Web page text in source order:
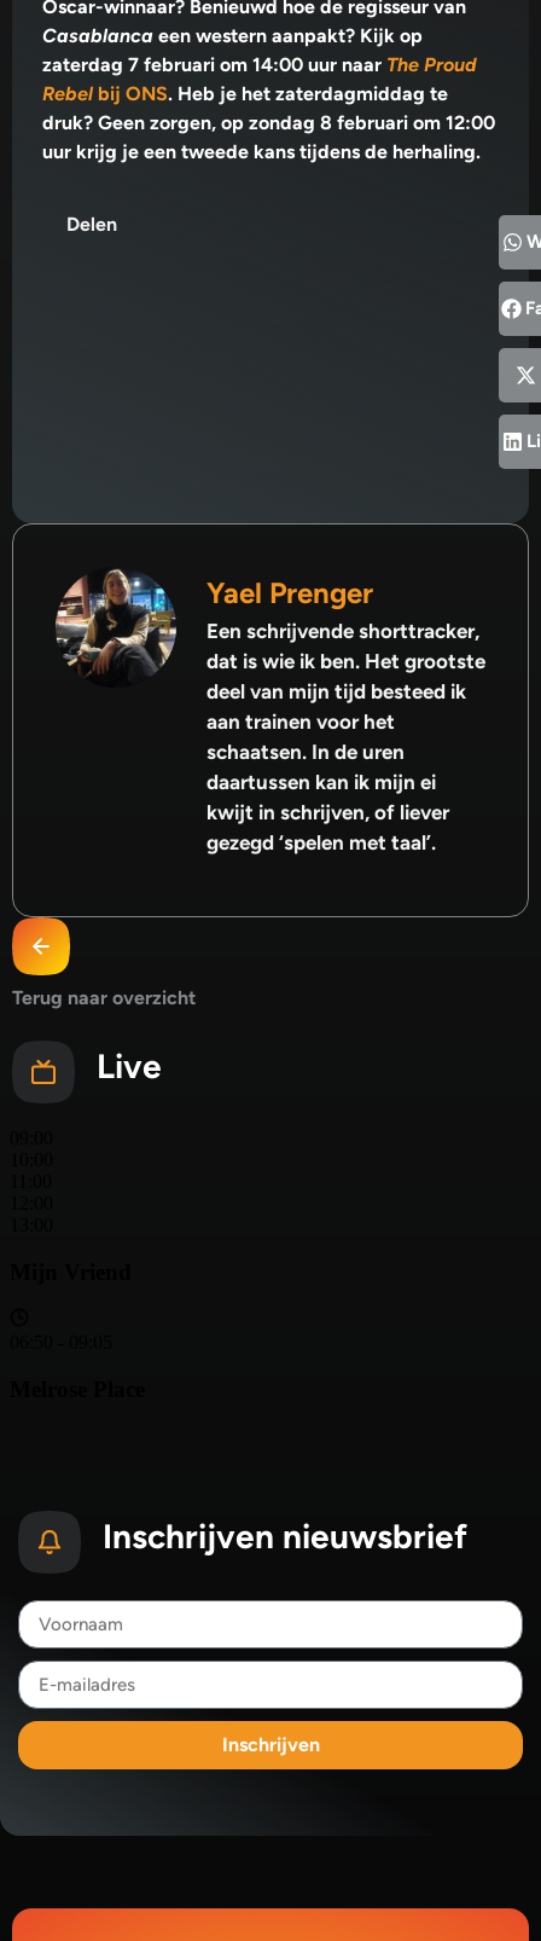
Oscar-winnaar? Benieuwd hoe de regisseur van
Casablanca een western aanpakt? Kijk op
zaterdag 7 februari om 14:00 uur naar The Proud
Rebelbij ONS. Heb je het zaterdagmiddag te
druk? Geen zorgen, op zondag 8 februari om 12:00
uur krijg je een tweede kans tijdens de herhaling.
Delen
Yael Prenger
Een schrijvende shorttracker,
dat is wie ik ben. Het grootste
deel van mijn tijd besteed ik
aan trainen voor het
schaatsen. In de uren
daartussen kan ik mijn ei
kwijt in schrijven, of liever
gezegd ‘spelen met taal’.
Terug naar overzicht
Live
Inschrijven nieuwsbrief
Inschrijven